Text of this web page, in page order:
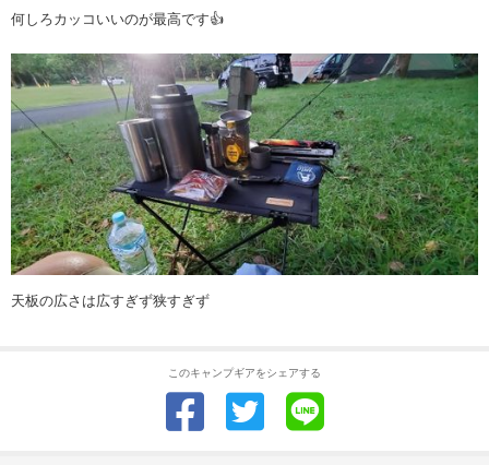
何しろカッコいいのが最高です👍
天板の広さは広すぎず狭すぎず
このキャンプギアをシェアする